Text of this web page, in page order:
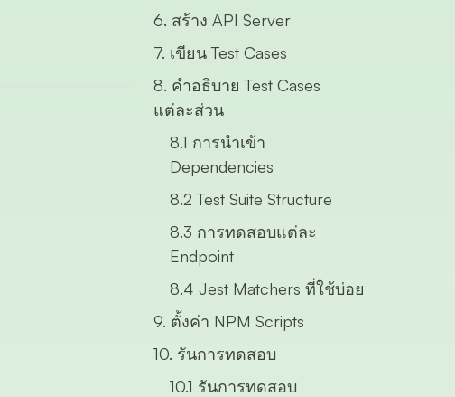
6. สร้าง API Server
7. เขียน Test Cases
8. คำอธิบาย Test Cases
แต่ละส่วน
8.1 การนำเข้า
Dependencies
8.2 Test Suite Structure
8.3 การทดสอบแต่ละ
Endpoint
8.4 Jest Matchers ที่ใช้บ่อย
9. ตั้งค่า NPM Scripts
10. รันการทดสอบ
10.1 รันการทดสอบ